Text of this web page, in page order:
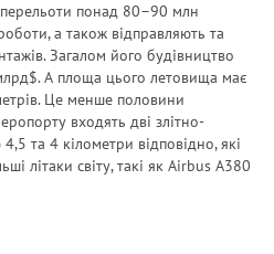
понад 80–90 млн
а також відправляють та
Загалом його будівництво
А площа цього летовища має
Це менше половини
входять дві злітно-
та 4 кілометри відповідно, які
літаки світу, такі як Airbus A380